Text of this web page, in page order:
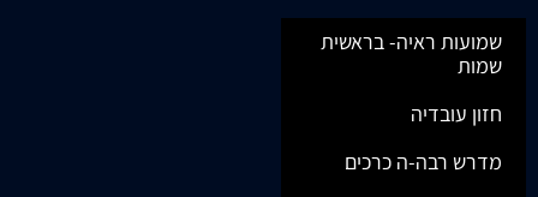
שמועות ראיה- בראשית
שמות
חזון עובדיה
מדרש רבה-ה כרכים